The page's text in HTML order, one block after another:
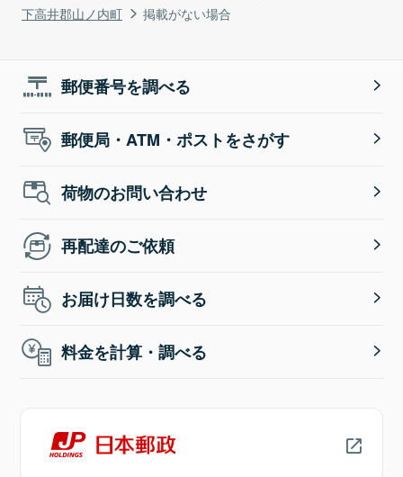
下高井郡山ノ内町
掲載がない場合
郵便番号を調べる
郵便局・ATM・ポストをさがす
荷物のお問い合わせ
再配達のご依頼
お届け日数を調べる
料金を計算・調べる